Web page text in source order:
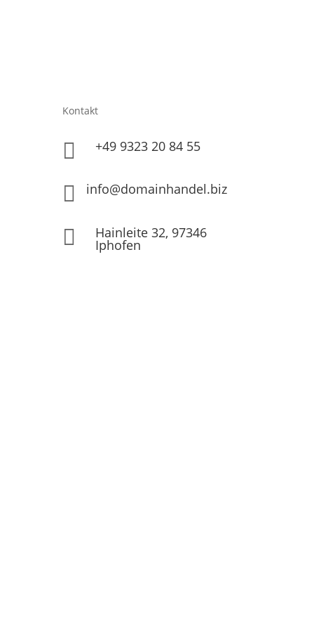
Kontakt
 +49 9323 20 84 55
 info@domainhandel.biz
 Hainleite 32, 97346
Iphofen